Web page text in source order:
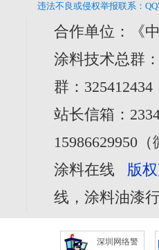
违法不良或侵权举报联系：
合作单位：《
涂料技术总群
群：325412434
站长信箱：
15986629950
涂料在线 版
线，涂料油漆
深圳网络警